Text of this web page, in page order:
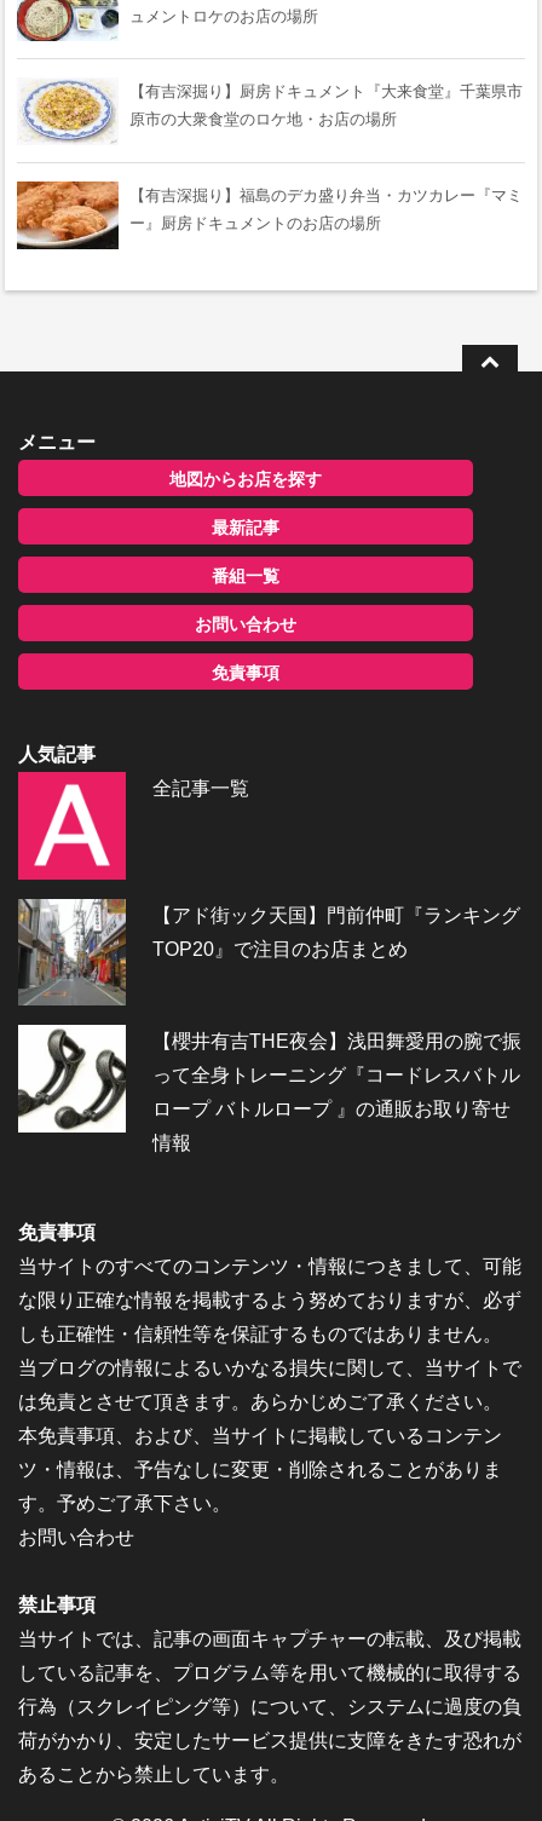
ュメントロケのお店の場所
【有吉深掘り】厨房ドキュメント『大来食堂』千葉県市
原市の大衆食堂のロケ地・お店の場所
【有吉深掘り】福島のデカ盛り弁当・カツカレー『マミ
ー』厨房ドキュメントのお店の場所
メニュー
地図からお店を探す
最新記事
番組一覧
お問い合わせ
免責事項
人気記事
全記事一覧
【アド街ック天国】門前仲町『ランキング
TOP20』で注目のお店まとめ
【櫻井有吉THE夜会】浅田舞愛用の腕で振
って全身トレーニング『コードレスバトル
ロープ バトルロープ 』の通販お取り寄せ
情報
免責事項
当サイトのすべてのコンテンツ・情報につきまして、可能
な限り正確な情報を掲載するよう努めておりますが、必ず
しも正確性・信頼性等を保証するものではありません。
当ブログの情報によるいかなる損失に関して、当サイトで
は免責とさせて頂きます。あらかじめご了承ください。
本免責事項、および、当サイトに掲載しているコンテン
ツ・情報は、予告なしに変更・削除されることがありま
す。予めご了承下さい。
お問い合わせ
禁止事項
当サイトでは、記事の画面キャプチャーの転載、及び掲載
している記事を、プログラム等を用いて機械的に取得する
行為（スクレイピング等）について、システムに過度の負
荷がかかり、安定したサービス提供に支障をきたす恐れが
あることから禁止しています。